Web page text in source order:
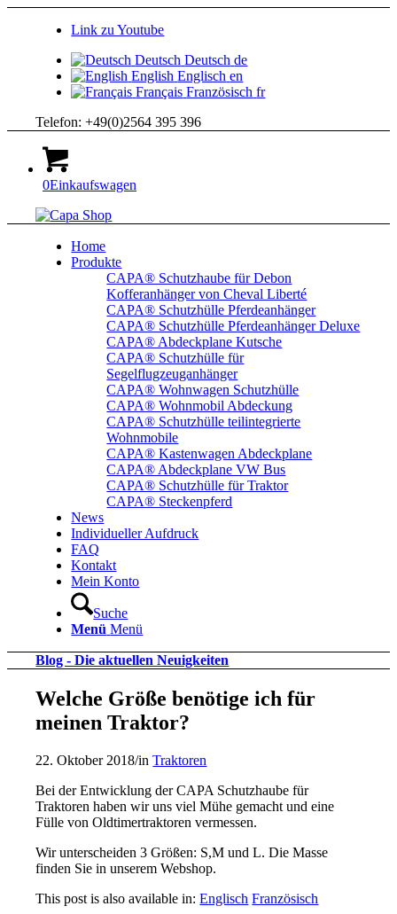
Link zu Youtube
Deutsch Deutsch de
English Englisch en
Français Französisch fr
Telefon: +49(0)2564 395 396
0Einkaufswagen
Home
Produkte
CAPA® Schutzhaube für Debon
Kofferanhänger von Cheval Liberté
CAPA® Schutzhülle Pferdeanhänger
CAPA® Schutzhülle Pferdeanhänger Deluxe
CAPA® Abdeckplane Kutsche
CAPA® Schutzhülle für
Segelflugzeuganhänger
CAPA® Wohnwagen Schutzhülle
CAPA® Wohnmobil Abdeckung
CAPA® Schutzhülle teilintegrierte
Wohnmobile
CAPA® Kastenwagen Abdeckplane
CAPA® Abdeckplane VW Bus
CAPA® Schutzhülle für Traktor
CAPA® Steckenpferd
News
Individueller Aufdruck
FAQ
Kontakt
Mein Konto
Suche
Menü Menü
Blog - Die aktuellen Neuigkeiten
Welche Größe benötige ich für
meinen Traktor?
22. Oktober 2018/inTraktoren
Bei der Entwicklung der CAPA Schutzhaube für
Traktoren haben wir uns viel Mühe gemacht und eine
Fülle von Oldtimertraktoren vermessen.
Wir unterscheiden 3 Größen: S,M und L. Die Masse
finden Sie in unserem Webshop.
This post is also available in:Englisch Französisch